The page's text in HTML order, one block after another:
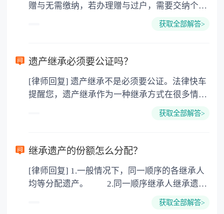
赠与无需缴纳，若办理赠与过户，需要交纳个人
所得税、契税和公证费。赠与过户是没有增值税
要缴纳公证费，具体如下： 1. 公证费：按房
3. 印花税：按房屋评估价的0.05%缴纳 4. 土
地增值税：按房价1%缴纳 5. 房屋产权登记费：
获取全部解答>
遗产继承必须要公证吗？
[律师回复] 遗产继承不是必须要公证。法律快车
提醒您，遗产继承作为一种继承方式在很多情况
下都是不需要公证的，当然，如果需要公正的也
以防对财产继承发生纠纷，可以对遗产继承进行
公证。
获取全部解答>
继承遗产的份额怎么分配？
[律师回复] 1.一般情况下，同一顺序的各继承人
均等分配遗产。 2.同一顺序继承人继承遗产
获取全部解答>